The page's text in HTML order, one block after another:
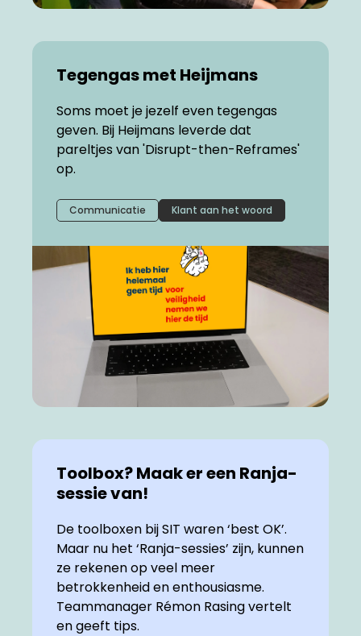
Tegengas met Heijmans
Soms moet je jezelf even tegengas
geven. Bij Heijmans leverde dat
pareltjes van 'Disrupt-then-Reframes'
op.
Communicatie Klant aan het woord
Toolbox? Maak er een Ranja-
sessie van!
De toolboxen bij SIT waren ‘best OK’.
Maar nu het ‘Ranja-sessies’ zijn, kunnen
ze rekenen op veel meer
betrokkenheid en enthousiasme.
Teammanager Rémon Rasing vertelt
en geeft tips.